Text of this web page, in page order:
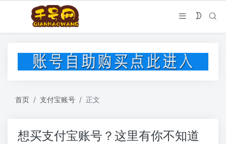
首页 支付宝账号 正文
想买支付宝账号？这里有你不知道